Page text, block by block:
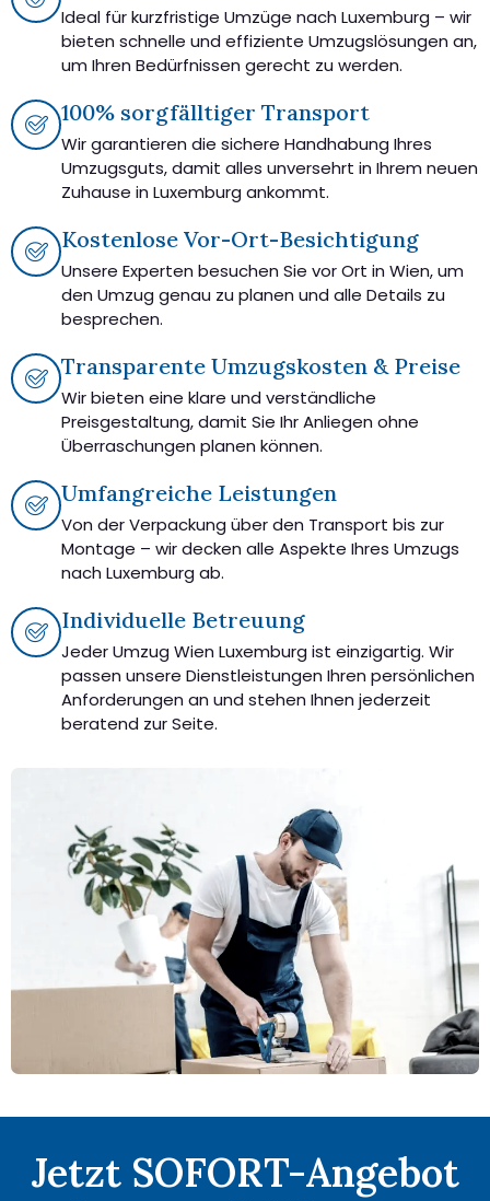
Ideal für kurzfristige Umzüge nach Luxemburg – wir
bieten schnelle und effiziente Umzugslösungen an,
um Ihren Bedürfnissen gerecht zu werden.
100% sorgfälltiger Transport
Wir garantieren die sichere Handhabung Ihres
Umzugsguts, damit alles unversehrt in Ihrem neuen
Zuhause in Luxemburg ankommt.
Kostenlose Vor-Ort-Besichtigung
Unsere Experten besuchen Sie vor Ort in Wien, um
den Umzug genau zu planen und alle Details zu
besprechen.
Transparente Umzugskosten & Preise
Wir bieten eine klare und verständliche
Preisgestaltung, damit Sie Ihr Anliegen ohne
Überraschungen planen können.
Umfangreiche Leistungen
Von der Verpackung über den Transport bis zur
Montage – wir decken alle Aspekte Ihres Umzugs
nach Luxemburg ab.
Individuelle Betreuung
Jeder Umzug Wien Luxemburg ist einzigartig. Wir
passen unsere Dienstleistungen Ihren persönlichen
Anforderungen an und stehen Ihnen jederzeit
beratend zur Seite.
Jetzt SOFORT-Angebot